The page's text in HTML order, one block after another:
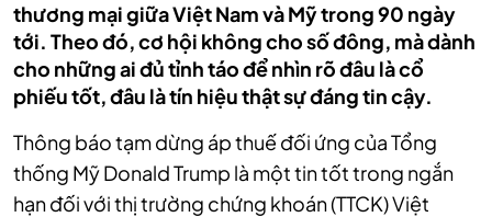
thương mại giữa Việt Nam và Mỹ trong 90 ngày
tới. Theo đó, cơ hội không cho số đông, mà dành
cho những ai đủ tỉnh táo để nhìn rõ đâu là cổ
phiếu tốt, đâu là tín hiệu thật sự đáng tin cậy.
Thông báo tạm dừng áp thuế đối ứng của Tổng
thống Mỹ Donald Trump là một tin tốt trong ngắn
hạn đối với thị trường chứng khoán (TTCK) Việt